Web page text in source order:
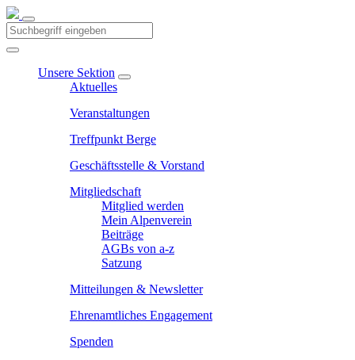
Unsere Sektion
Aktuelles
Veranstaltungen
Treffpunkt Berge
Geschäftsstelle & Vorstand
Mitgliedschaft
Mitglied werden
Mein Alpenverein
Beiträge
AGBs von a-z
Satzung
Mitteilungen & Newsletter
Ehrenamtliches Engagement
Spenden